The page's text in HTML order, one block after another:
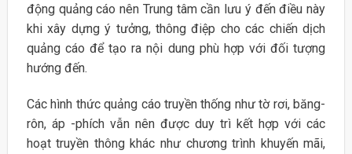
động quảng cáo nên Trung tâm cần lưu ý đến điều này
khi xây dựng ý tưởng, thông điệp cho các chiến dịch
quảng cáo để tạo ra nội dung phù hợp với đối tượng
hướng đến.
Các hình thức quảng cáo truyền thống như tờ rơi, băng-
rôn, áp -phích vẫn nên được duy trì kết hợp với các
hoạt truyền thông khác như chương trình khuyến mãi,